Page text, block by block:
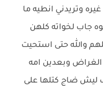
غيره وتريدني انطيه ما
جاب لخواته كلهن
والله حتى استحيت
وبعدين امه
ليش ضاج كتلها على